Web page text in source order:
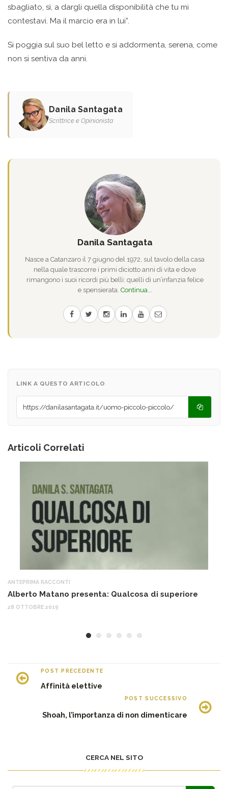
sbagliato, sì, a dargli quella disponibilità che tu mi
contestavi. Ma il marcio era in lui”.
Si poggia sul suo bel letto e si addormenta, serena, come
non si sentiva da anni.
Danila Santagata
Scrittrice e Opinionista
Danila Santagata
Nasce a Catanzaro il 7 giugno del 1972, sul tavolo della casa
nella quale trascorre i primi diciotto anni di vita e dove
rimangono i suoi ricordi più belli: quelli di un’infanzia felice
e spensierata. Continua...
LINK A QUESTO ARTICOLO
Articoli Correlati
ANTEPRIMA RACCONTI
Alberto Matano presenta: Qualcosa di superiore
28 OTTOBRE 2019
POST PRECEDENTE
Affinità elettive
POST SUCCESSIVO
Shoah, l’importanza di non dimenticare
CERCA NEL SITO